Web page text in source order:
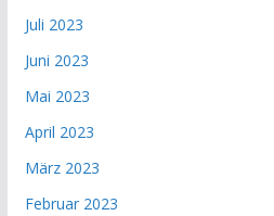
Juli 2023
Juni 2023
Mai 2023
April 2023
März 2023
Februar 2023